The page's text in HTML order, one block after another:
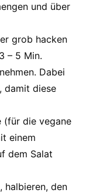
und über
grob hacken
– 5 Min.
Dabei
damit diese
(für die vegane
einem
dem Salat
halbieren, den